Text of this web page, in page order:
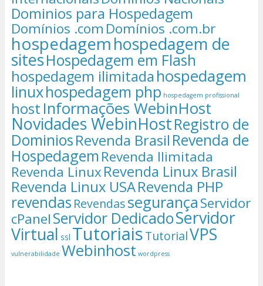
Dominios para Hospedagem
Domínios .com Domínios .com.br
hospedagemhospedagem de
sitesHospedagem em Flash
hospedagem ilimitada hospedagem
linuxhospedagem php hospedagem profissional
host Informações WebinHost
Novidades WebinHostRegistro de
DominiosRevenda Brasil Revenda de
Hospedagem Revenda Ilimitada
Revenda LinuxRevenda Linux Brasil
Revenda Linux USARevenda PHP
revendas RevendassegurançaServidor
cPanelServidor DedicadoServidor
Virtual ssl TutoriaisTutorialVPS
vulnerabilidade Webinhost wordpress